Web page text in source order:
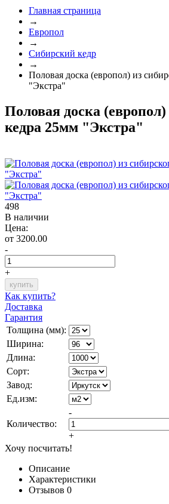
Главная страница
→
Европол
→
Сибирский кедр
→
Половая доска (европол) из
"Экстра"
Половая доска (европол)
кедра 25мм "Экстра"
498
В наличии
Цена:
от 3200.00
-
+
Как купить?
Доставка
Гарантия
Толщина (мм):
Ширина:
Длина:
Сорт:
Завод:
Ед.изм:
Количество:
-
+
Хочу посчитать!
Описание
Характеристики
Отзывов 0